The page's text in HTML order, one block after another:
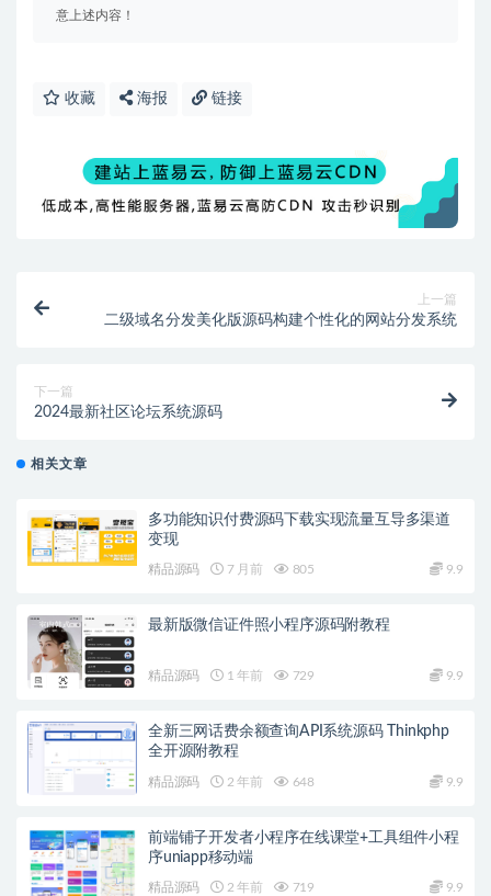
意上述内容！
收藏 海报 链接
上一篇
二级域名分发美化版源码构建个性化的网站分发系统
下一篇
2024最新社区论坛系统源码
相关文章
多功能知识付费源码下载实现流量互导多渠道
变现
精品源码 7 月前 805 9.9
最新版微信证件照小程序源码附教程
精品源码 1 年前 729 9.9
全新三网话费余额查询API系统源码 Thinkphp
全开源附教程
精品源码 2 年前 648 9.9
前端铺子开发者小程序在线课堂+工具组件小程
序uniapp移动端
精品源码 2 年前 719 9.9